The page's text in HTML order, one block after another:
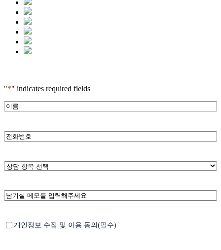
"*" indicates required fields
이*
휴
번
*
상
목
*
남
메
Untitled*
개인정보 수집 및 이용 동의(필수)